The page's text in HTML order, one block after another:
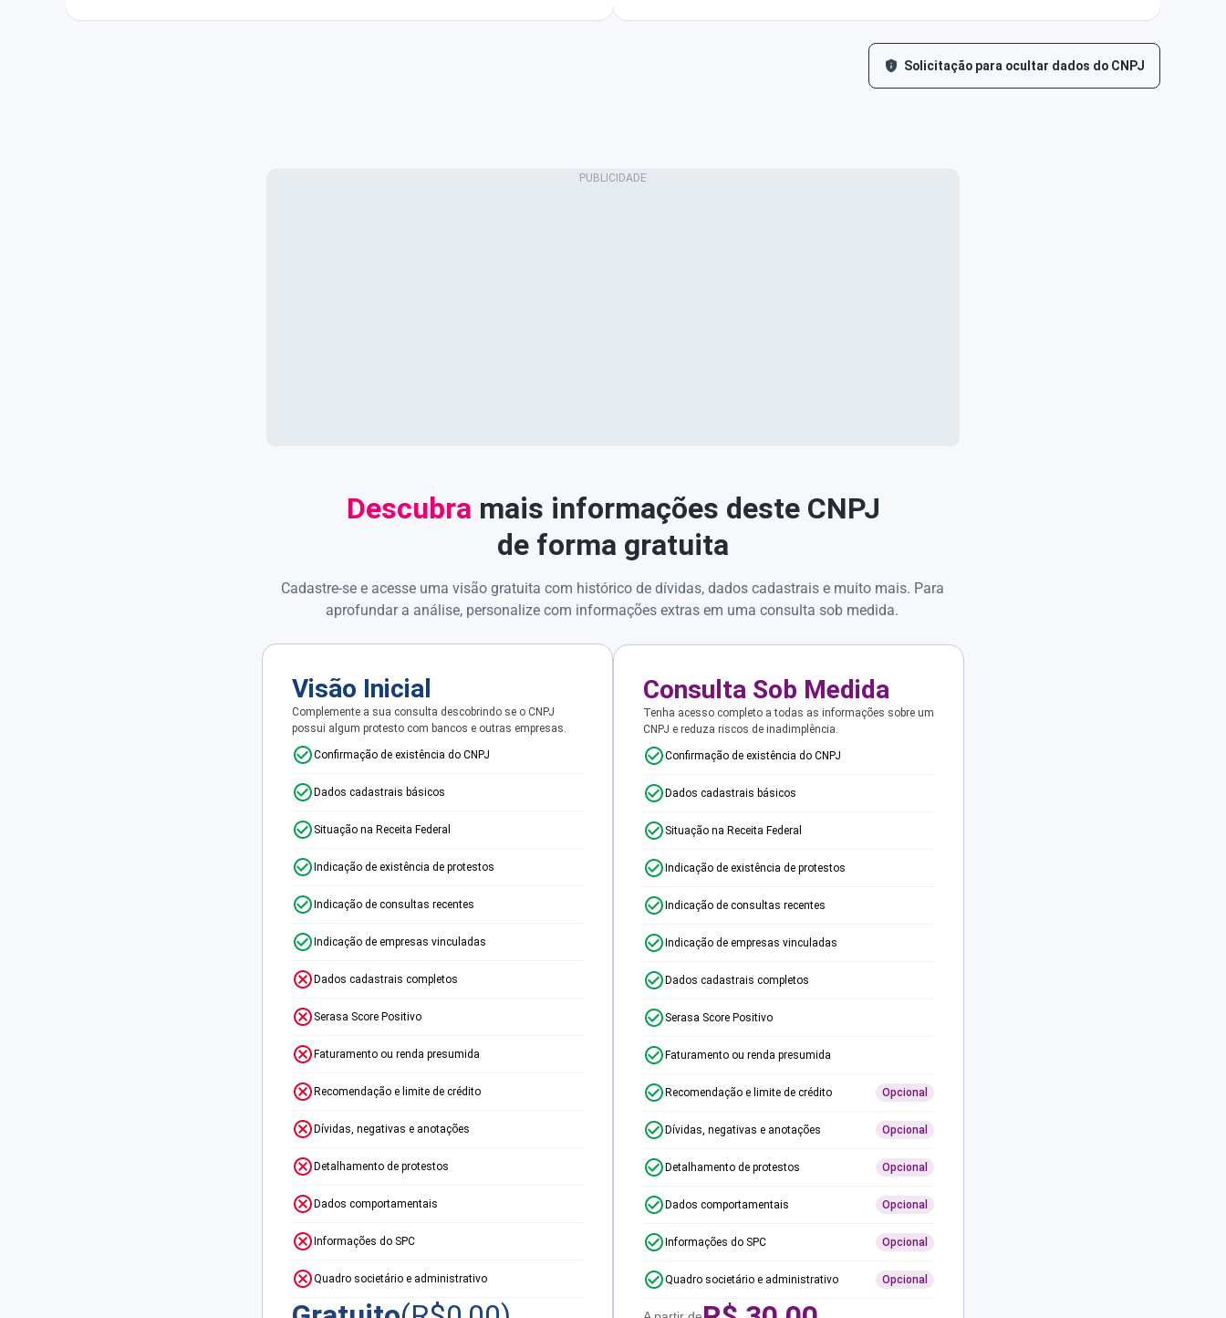
Solicitação para ocultar dados do CNPJ
Descubra mais informações deste CNPJ
de forma gratuita
Cadastre-se e acesse uma visão gratuita com histórico de dívidas, dados cadastrais e muito mais. Para
aprofundar a análise, personalize com informações extras em uma consulta sob medida.
Visão Inicial
Complemente a sua consulta descobrindo se o CNPJ
possui algum protesto com bancos e outras empresas.
Confirmação de existência do CNPJ
Dados cadastrais básicos
Situação na Receita Federal
Indicação de existência de protestos
Indicação de consultas recentes
Indicação de empresas vinculadas
Dados cadastrais completos
Serasa Score Positivo
Faturamento ou renda presumida
Recomendação e limite de crédito
Dívidas, negativas e anotações
Detalhamento de protestos
Dados comportamentais
Informações do SPC
Quadro societário e administrativo
Consulta Sob Medida
Tenha acesso completo a todas as informações sobre um
CNPJ e reduza riscos de inadimplência.
Confirmação de existência do CNPJ
Dados cadastrais básicos
Situação na Receita Federal
Indicação de existência de protestos
Indicação de consultas recentes
Indicação de empresas vinculadas
Dados cadastrais completos
Serasa Score Positivo
Faturamento ou renda presumida
Recomendação e limite de crédito Opcional
Dívidas, negativas e anotações Opcional
Detalhamento de protestos Opcional
Dados comportamentais Opcional
Informações do SPC Opcional
Quadro societário e administrativo Opcional